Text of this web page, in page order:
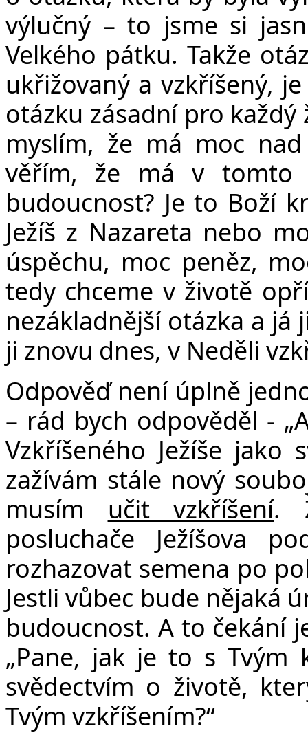
výlučný – to jsme si
Velkého pátku. Takže
ukřižovaný a vzkříšený,
otázku zásadní pro
myslím, že má moc
věřím, že má v tomto
budoucnost? Je to Boží
Ježíš z Nazareta nebo
úspěchu, moc peněz,
tedy chceme v životě
nezákladnější otázka a já
ji znovu dnes, v Neděli
Odpověď není úplně
– rád bych odpověděl -
Vzkříšeného Ježíše jako
zažívám stále nový
musím učit vzkříšení.
posluchače Ježíšova
rozhazovat semena po
Jestli vůbec bude nějaká
budoucnost. A to čekání
„Pane, jak je to s Tvým
svědectvím o životě,
Tvým vzkříšením?“